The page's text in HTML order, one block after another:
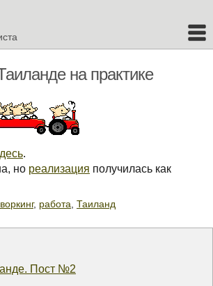
на практике
.
но реализация получилась как
, работа Таиланд
Пост №2